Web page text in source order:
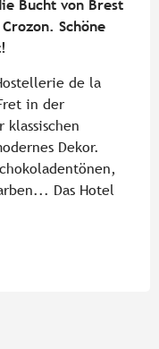
Bucht von Brest
Schöne
de la
in der
klassischen
Dekor.
Das Hotel